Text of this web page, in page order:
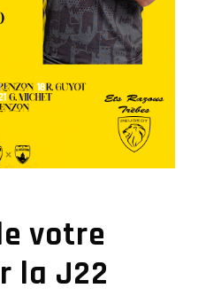
votre
la J22